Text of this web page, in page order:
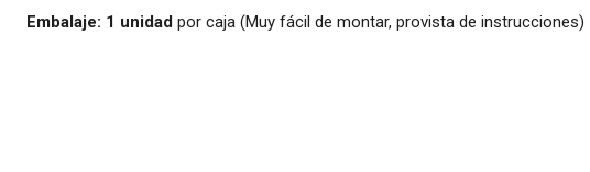
Embalaje: 1 unidadpor caja (Muy fácil de montar, provista de instrucciones)